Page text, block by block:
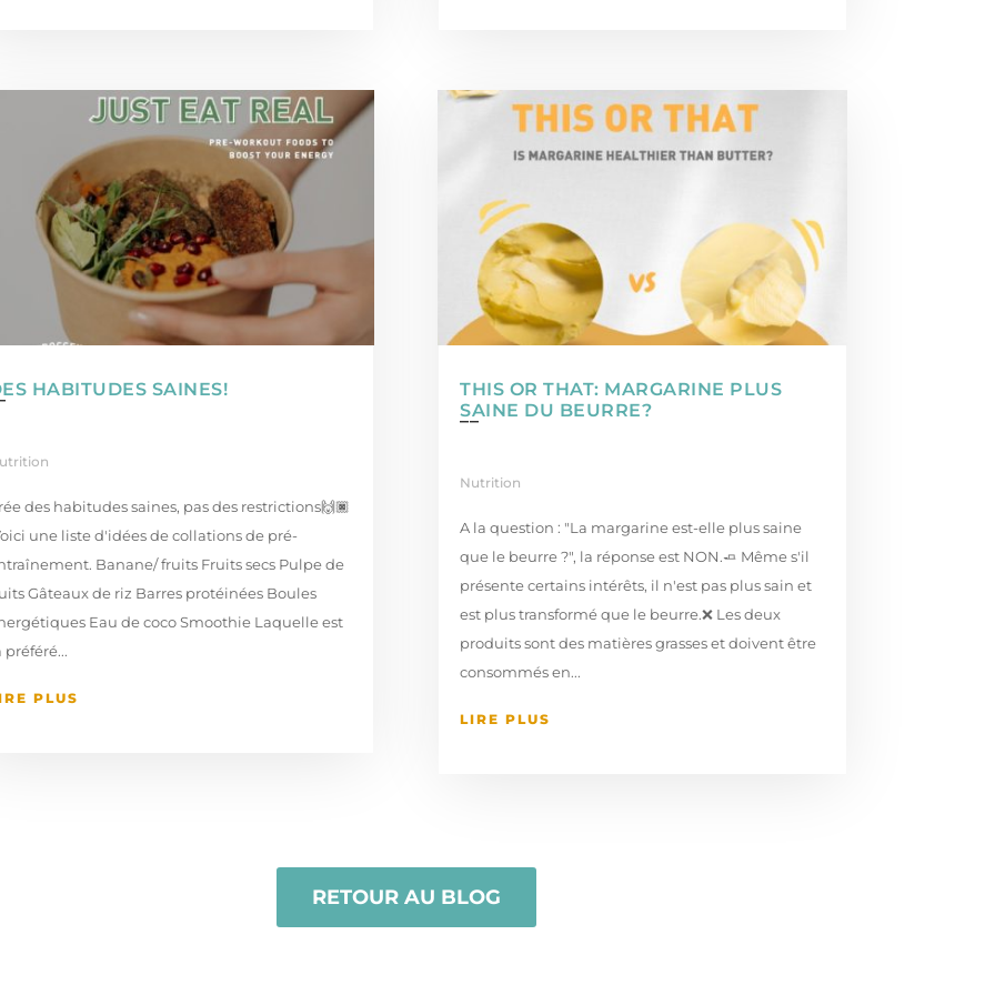
HABITUDES SAINES!
des habitudes saines, pas des restrictions🙌🏿⁣
une liste d'idées de collations de pré-
Banane/ fruits⁠ Fruits secs⁠ Pulpe de
Gâteaux de riz⁠ Barres protéinées⁠ Boules
Eau de coco⁠ Smoothie⁠ Laquelle est
préféré...
PLUS
THIS OR THAT: MARGARINE PLUS
SAINE DU BEURRE?
Nutrition
A la question : "La margarine est-elle plus saine
que le beurre ?", la réponse est NON.🧈⁠ ⁠Même s'il
présente certains intérêts, il n'est pas plus sain et
est plus transformé que le beurre.⁠⁠❌ Les deux
produits sont des matières grasses et doivent être
consommés en...
LIRE PLUS
RETOUR AU BLOG